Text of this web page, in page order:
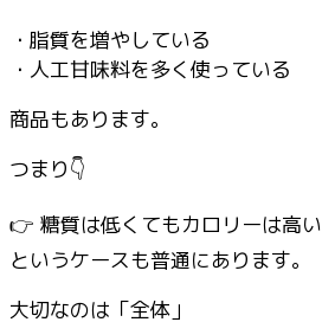
・脂質を増やしている
・人工甘味料を多く使っている
商品もあります。
つまり👇
👉 糖質は低くてもカロリーは高い
というケースも普通にあります。
大切なのは「全体」